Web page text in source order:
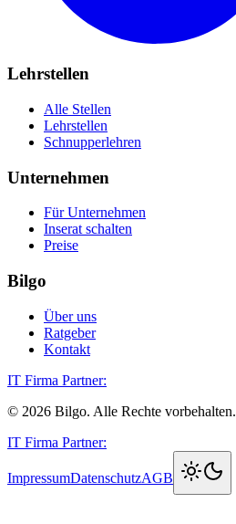
Lehrstellen
Alle Stellen
Lehrstellen
Schnupperlehren
Unternehmen
Für Unternehmen
Inserat schalten
Preise
Bilgo
Über uns
Ratgeber
Kontakt
IT Firma Partner:
© 2026 Bilgo. Alle Rechte vorbehalten.
IT Firma Partner:
ImpressumDatenschutzAGB